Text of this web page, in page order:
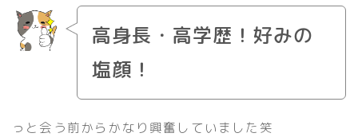
高身長・高学歴！好みの
塩顔！
っと会う前からかなり興奮していました笑